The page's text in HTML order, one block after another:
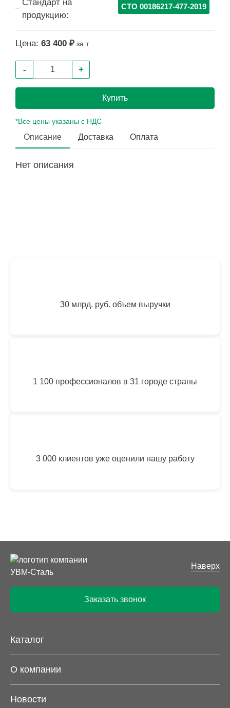
Стандарт на
продукцию:
СТО 00186217-477-2019
Цена: 63 400 ₽ за т
- +
Купить
*Все цены указаны с НДС
Описание Доставка Оплата
Нет описания
30 млрд. руб. объем выручки
1 100 профессионалов в 31 городе страны
3 000 клиентов уже оценили нашу работу
Наверх
Заказать звонок
Каталог
О компании
Новости